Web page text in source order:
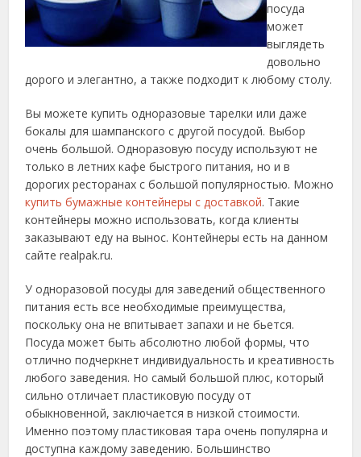
посуда
может
выглядеть
довольно
дорого и элегантно, а также подходит к любому столу.
Вы можете купить одноразовые тарелки или даже
бокалы для шампанского с другой посудой. Выбор
очень большой. Одноразовую посуду используют не
только в летних кафе быстрого питания, но и в
дорогих ресторанах с большой популярностью. Можно
купить бумажные контейнеры с доставкой. Такие
контейнеры можно использовать, когда клиенты
заказывают еду на вынос. Контейнеры есть на данном
сайте realpak.ru.
У одноразовой посуды для заведений общественного
питания есть все необходимые преимущества,
поскольку она не впитывает запахи и не бьется.
Посуда может быть абсолютно любой формы, что
отлично подчеркнет индивидуальность и креативность
любого заведения. Но самый большой плюс, который
сильно отличает пластиковую посуду от
обыкновенной, заключается в низкой стоимости.
Именно поэтому пластиковая тара очень популярна и
доступна каждому заведению. Большинство